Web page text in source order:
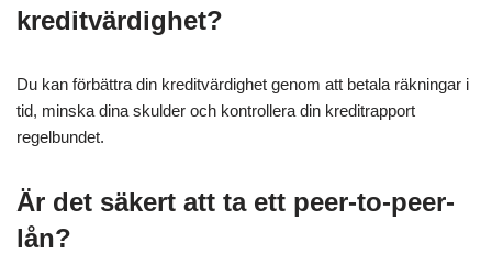
kreditvärdighet?
Du kan förbättra din kreditvärdighet genom att betala räkningar i
tid, minska dina skulder och kontrollera din kreditrapport
regelbundet.
Är det säkert att ta ett peer-to-peer-
lån?